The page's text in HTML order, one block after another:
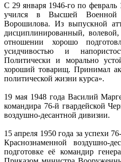
С 29 января 1946-го по
учился в Высшей
Ворошилова. Из выпускной
дисциплинированный,
отношении хорошо
усидчивостью и
Политически и морально
хороший товарищ. Принимал
политической жизни курса».
19 мая 1948 года Василий
командира 76-й гвардейской
воздушно-десантной дивизии.
15 апреля 1950 года за успехи
Краснознаменной воздушно-
подготовке её командир